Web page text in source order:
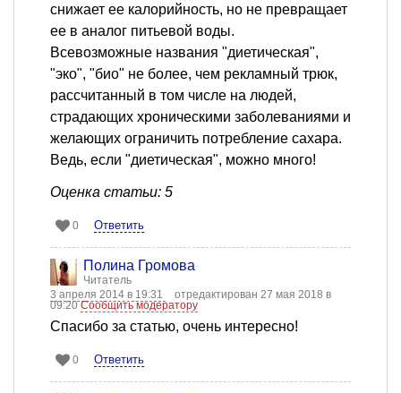
снижает ее калорийность, но не превращает
ее в аналог питьевой воды.
Всевозможные названия "диетическая",
"эко", "био" не более, чем рекламный трюк,
рассчитанный в том числе на людей,
страдающих хроническими заболеваниями и
желающих ограничить потребление сахара.
Ведь, если "диетическая", можно много!
Оценка статьи: 5
0 Ответить
Полина Громова
Читатель
3 апреля 2014 в 19:31
отредактирован 27 мая 2018 в
09:20Сообщить модератору
Спасибо за статью, очень интересно!
0 Ответить